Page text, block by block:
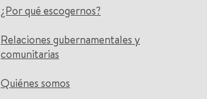
¿Por qué escogernos?
Relaciones gubernamentales y
comunitarias
Quiénes somos